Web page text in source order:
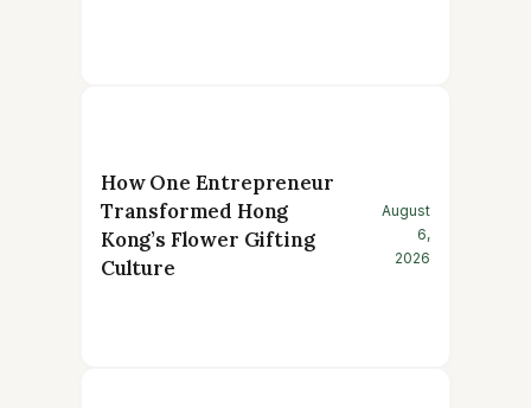
How One Entrepreneur
Transformed Hong
Kong’s Flower Gifting
Culture
August
6,
2026